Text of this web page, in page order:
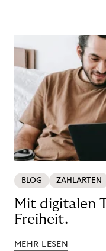
BLOG ZAHLARTEN
Mit digitalen
Freiheit.
MEHR LESEN